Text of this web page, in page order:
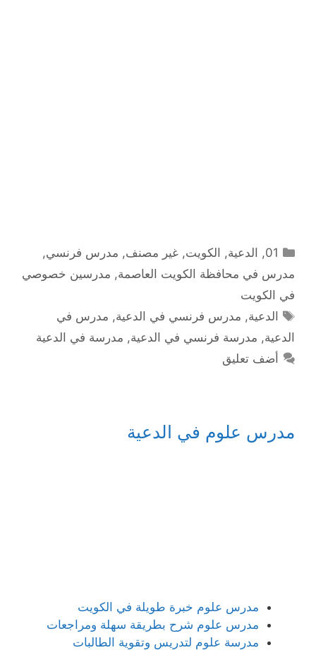
التصنيفات
01
, الدعية, الكويت,غير مصنف, مدرس فرنسي,
مدرس في محافظة الكويت العاصمة, مدرسين خصوصي
في الكويت
الوسوم
الدعية, مدرس فرنسي في الدعية, مدرس في
الدعية, مدرسة فرنسي في الدعية, مدرسة في الدعية
أضف تعليق
مدرس علوم في الدعية
مدرس علوم خبرة طويلة في الكويت
مدرس علوم شرح بطريقة سهلة ومراجعات
مدرسة علوم لتدريس وتقوية الطالبات